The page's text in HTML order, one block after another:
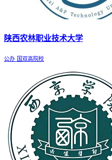
陕西农林职业技术大学
公办 国双高院校